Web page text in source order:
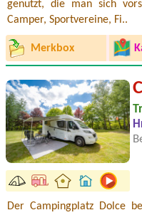
genutzt, die man sich
Camper, Sportvereine, Fi..
Merkbox
Der Campingplatz Dolce